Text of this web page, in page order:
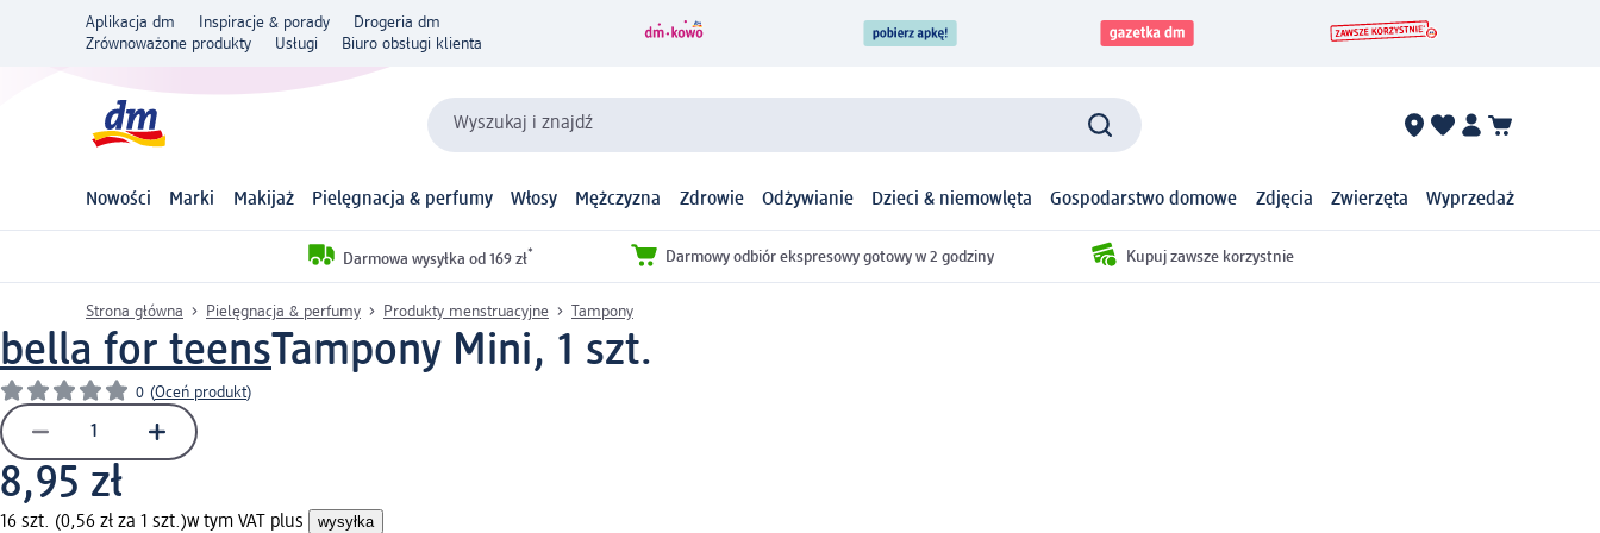
Aplikacja dm Inspiracje & porady
Drogeria dm
Zrównoważone produkty
Usługi Biuro obsługi klienta
Wyszukaj i znajdź
Nowości Marki Makijaż Pielęgnacja & perfumy Włosy Mężczyzna Zdrowie Odżywianie Dzieci & niemowlęta Gospodarstwo domowe Zdjęcia Zwierzęta Wyprzedaż
Darmowa wysyłka od 169 zł* Darmowy odbiór ekspresowy gotowy w 2 godziny Kupuj zawsze korzystnie
Strona główna Pielęgnacja & perfumy Produkty menstruacyjne Tampony
bella for teensTampony Mini, 1 szt.
0 (Oceń produkt)
8,95 zł
16 szt. (0,56 zł za 1 szt.)w tym VAT plus wysyłka